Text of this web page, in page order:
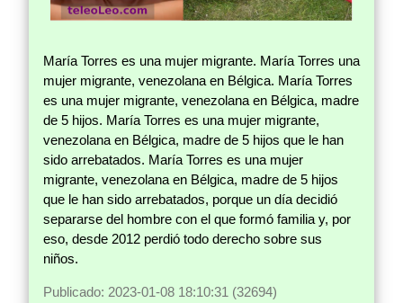
María Torres es una mujer migrante. María Torres una
mujer migrante, venezolana en Bélgica. María Torres
es una mujer migrante, venezolana en Bélgica, madre
de 5 hijos. María Torres es una mujer migrante,
venezolana en Bélgica, madre de 5 hijos que le han
sido arrebatados. María Torres es una mujer
migrante, venezolana en Bélgica, madre de 5 hijos
que le han sido arrebatados, porque un día decidió
separarse del hombre con el que formó familia y, por
eso, desde 2012 perdió todo derecho sobre sus
niños.
Publicado: 2023-01-08 18:10:31 (32694)